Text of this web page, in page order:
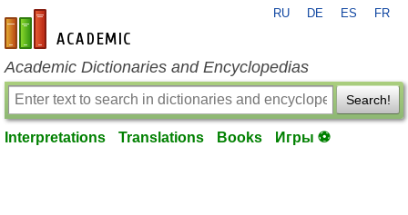
en-academic.com
RU DE ES FR
Academic Dictionaries and Encyclopedias
Search!
Interpretations Translations Books Игры ⚽